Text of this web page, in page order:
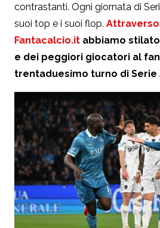
contrastanti. Ogni giornata di
suoi top e i suoi flop.
Fantacalcio.it abbiamo
e dei peggiori giocatori al
trentaduesimo turno di Serie